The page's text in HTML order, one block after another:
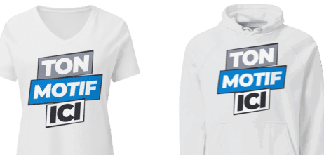
Ajouter
à la
wishlist
Ajouter
à la
wishlist